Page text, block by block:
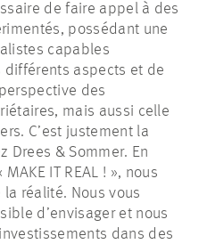
de faire appel à des
possédant une
capables
différents aspects et de
des
mais aussi celle
C’est justement la
Drees & Sommer. En
IT REAL ! », nous
réalité. Nous vous
d’envisager et nous
dans des